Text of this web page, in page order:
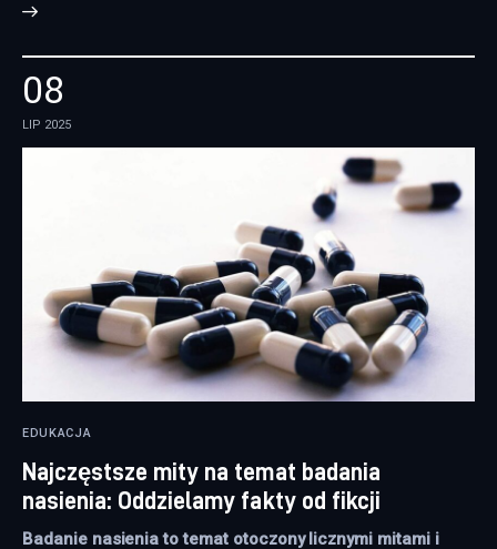
08
LIP 2025
EDUKACJA
Najczęstsze mity na temat badania
nasienia: Oddzielamy fakty od fikcji
Badanie nasienia to temat otoczony licznymi mitami i